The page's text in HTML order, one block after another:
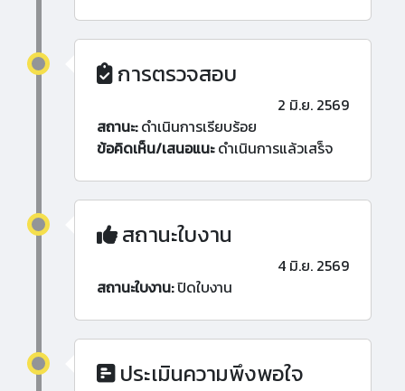
การตรวจสอบ
2 มิ.ย. 2569
สถานะ:ดำเนินการเรียบร้อย
ข้อคิดเห็น/เสนอแนะดำเนินการแล้วเสร็จ
สถานะใบงาน
4 มิ.ย. 2569
สถานะใบงาน:ปิดใบงาน
ประเมินความพึงพอใจ